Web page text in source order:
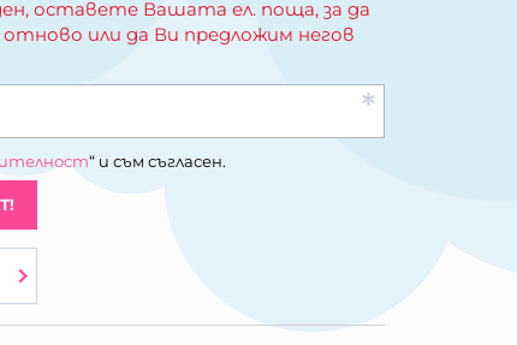
оставете Вашата ел. поща, за да
или да Ви предложим негов
“ и съм съгласен.